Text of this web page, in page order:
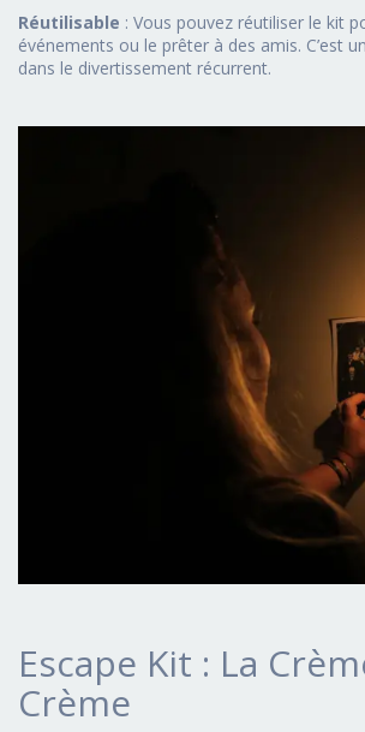
Réutilisable : Vous pouvez réutiliser le kit
événements ou le prêter à des amis. C’est
dans le divertissement récurrent.
Escape Kit : La
Crème